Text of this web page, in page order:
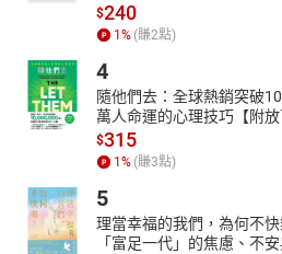
$240
1 % (賺2點)
4
隨他們去：全球熱銷突破
萬人命運的心理技巧【附
書】
$315
1 % (賺3點)
5
理當幸福的我們，為何不
「富足一代」的焦慮、不